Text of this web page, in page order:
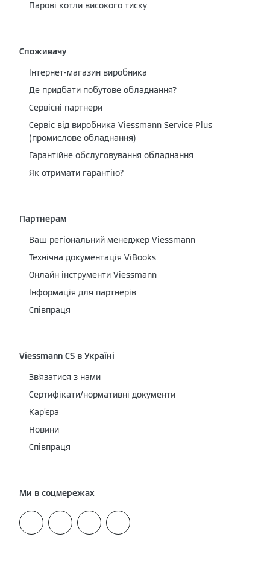
Парові котли високого тиску
Споживачу
Інтернет-магазин виробника
Де придбати побутове обладнання?
Сервісні партнери
Cервіс від виробника Viessmann Service Plus
(промислове обладнання)
Гарантійне обслуговування обладнання
Як отримати гарантію?
Партнерам
Ваш регіональний менеджер Viessmann
Технічна документація ViBooks
Онлайн інструменти Viessmann
Інформація для партнерів
Співпраця
Viessmann CS в Україні
Зв'язатися з нами
Сертифікати/нормативні документи
Кар’єра
Новини
Співпраця
Ми в соцмережах